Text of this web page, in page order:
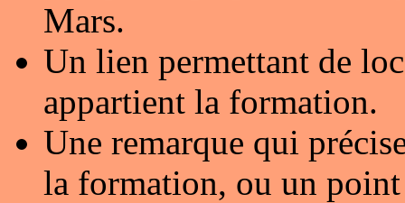
Mars.
Un lien permettant de
appartient la formation.
Une remarque qui
la formation, ou un